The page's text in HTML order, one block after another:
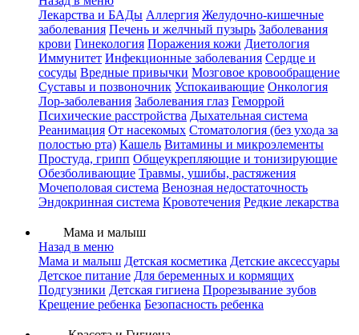
Лекарства и БАДы Аллергия Желудочно-кишечные
заболевания Печень и желчный пузырь Заболевания
крови Гинекология Поражения кожи Диетология
Иммунитет Инфекционные заболевания Сердце и
сосуды Вредные привычки Мозговое кровообращение
Суставы и позвоночник Успокаивающие Онкология
Лор-заболевания Заболевания глаз Геморрой
Психические расстройства Дыхательная система
Реанимация От насекомых Стоматология (без ухода за
полостью рта) Кашель Витамины и микроэлементы
Простуда, грипп Общеукрепляющие и тонизирующие
Обезболивающие Травмы, ушибы, растяжения
Мочеполовая система Венозная недостаточность
Эндокринная система Кровотечения Редкие лекарства
Мама и малыш
Назад в меню
Мама и малыш Детская косметика Детские аксессуары
Детское питание Для беременных и кормящих
Подгузники Детская гигиена Прорезывание зубов
Крещение ребенка Безопасность ребенка